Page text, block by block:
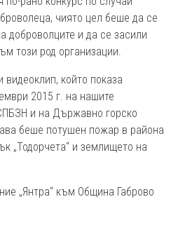
чиято цел беше да се
доброволците и да се засили
този род организации.
който показа
2015 г. на нашите
и на Държавно горско
беше потушен пожар в района
„Тодорчета“ и землището на
„Янтра“ към Община Габрово